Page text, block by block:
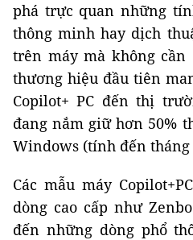
phá trực quan những
thông minh hay dịch
trên máy mà không cần
thương hiệu đầu tiên
Copilot+ PC đến thị
đang nắm giữ hơn 50%
Windows (tính đến tháng
Các mẫu máy
dòng cao cấp như
đến những dòng phổ